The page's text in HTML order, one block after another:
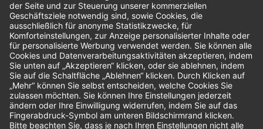
Bestellungen
Sendung verfolgen
Geprüfter Shop